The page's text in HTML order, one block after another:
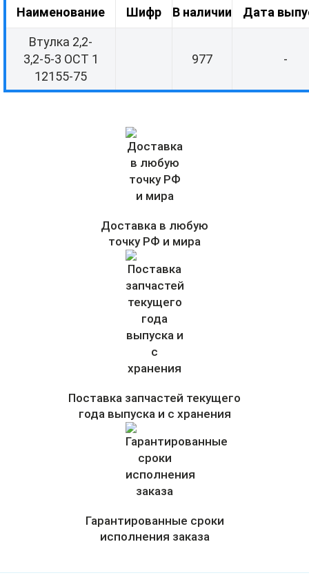
Наименование Шифр В наличии Дата
Втулка 2,2-
3,2-5-3 ОСТ 1
12155-75
977 -
Доставка в любую
точку РФ и мира
Поставка запчастей текущего
года выпуска и с хранения
Гарантированные сроки
исполнения заказа